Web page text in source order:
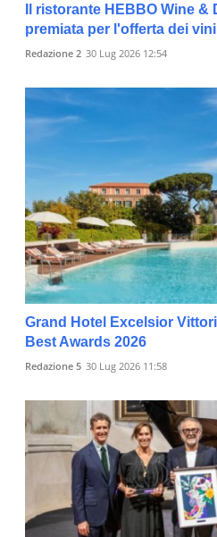
Il ristorante HEBBO Wine &
premiata per l'offerta dei vini
Redazione 2 30 Lug 2026 12:54
Grand Hotel Excelsior
Best Awards 2026
Redazione 5 30 Lug 2026 11:58